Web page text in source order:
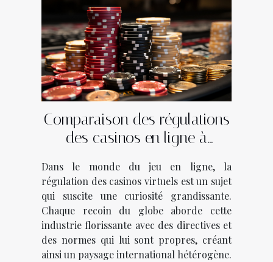
Comparaison des régulations
des casinos en ligne à
Dans le monde du jeu en ligne, la
régulation des casinos virtuels est un sujet
qui suscite une curiosité grandissante.
Chaque recoin du globe aborde cette
industrie florissante avec des directives et
des normes qui lui sont propres, créant
ainsi un paysage international hétérogène.